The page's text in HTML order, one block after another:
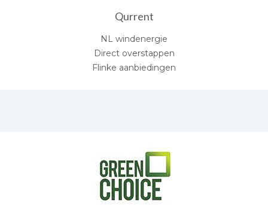
Qurrent
NL windenergie
Direct overstappen
Flinke aanbiedingen